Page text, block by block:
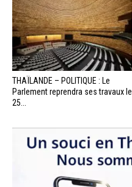
THAÏLANDE – POLITIQUE : Le
Parlement reprendra ses travaux le
25...